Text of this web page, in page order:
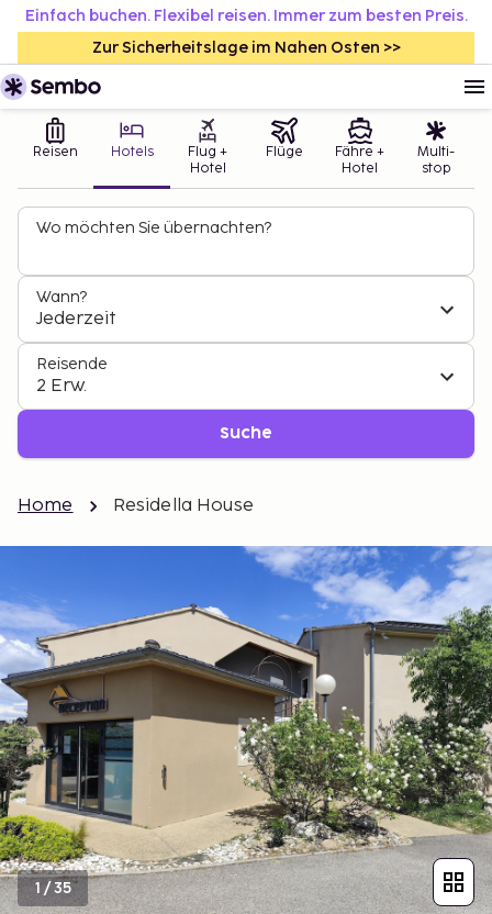
Einfach buchen. Flexibel reisen. Immer zum besten Preis.
Zur Sicherheitslage im Nahen Osten >>
Reisen Hotels
Flug +
Hotel
Flüge
Fähre +
Hotel
Multi-
stop
Wo möchten Sie übernachten?
Wann?
Jederzeit
Reisende
2 Erw.
Suche
Home Residella House
1 /35